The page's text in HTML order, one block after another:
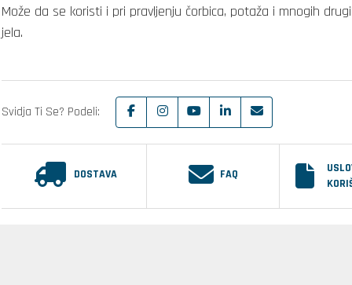
Može da se koristi i pri pravljenju čorbica, potaža i mnogih
jela.
Svidja Ti Se? Podeli:
DOSTAVA FAQ